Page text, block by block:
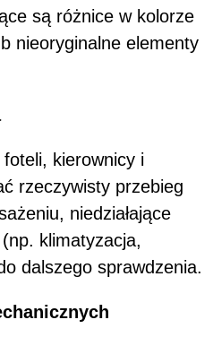
są różnice w kolorze
nieoryginalne elementy
kierownicy i
rzeczywisty przebieg
niedziałające
klimatyzacja,
dalszego sprawdzenia.